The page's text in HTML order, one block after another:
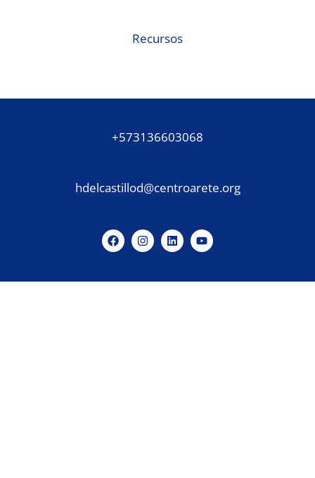
Recursos
+573136603068
hdelcastillod@centroarete.org